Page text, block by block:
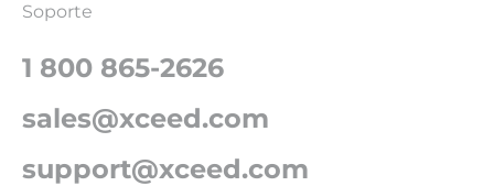
Soporte
1 800 865-2626
sales@xceed.com
support@xceed.com